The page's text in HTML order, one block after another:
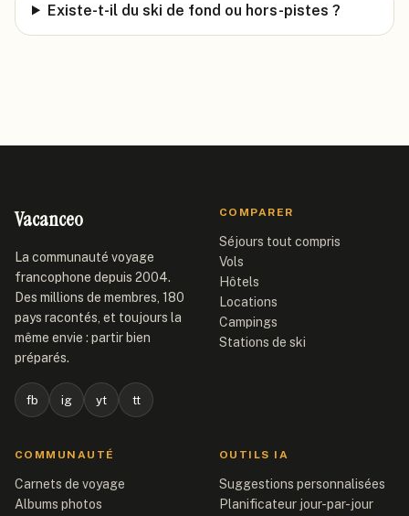
Existe-t-il du ski de fond ou hors-pistes ?
Vacanceo
La communauté voyage
francophone depuis 2004.
Des millions de membres, 180
pays racontés, et toujours la
même envie : partir bien
préparés.
fb ig yt tt
COMPARER
Séjours tout compris
Vols
Hôtels
Locations
Campings
Stations de ski
COMMUNAUTÉ
Carnets de voyage
Albums photos
OUTILS IA
Suggestions personnalisées
Planificateur jour-par-jour